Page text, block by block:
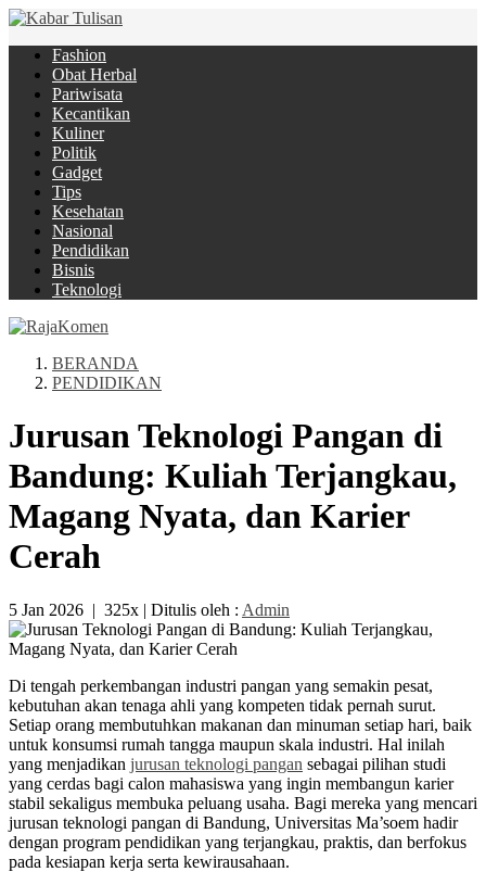
Fashion
Obat Herbal
Pariwisata
Kecantikan
Kuliner
Politik
Gadget
Tips
Kesehatan
Nasional
Pendidikan
Bisnis
Teknologi
BERANDA
PENDIDIKAN
Jurusan Teknologi Pangan di
Bandung: Kuliah Terjangkau,
Magang Nyata, dan Karier
Cerah
5 Jan 2026 | 325x | Ditulis oleh : Admin
Di tengah perkembangan industri pangan yang semakin pesat,
kebutuhan akan tenaga ahli yang kompeten tidak pernah surut.
Setiap orang membutuhkan makanan dan minuman setiap hari, baik
untuk konsumsi rumah tangga maupun skala industri. Hal inilah
yang menjadikan jurusan teknologi pangan sebagai pilihan studi
yang cerdas bagi calon mahasiswa yang ingin membangun karier
stabil sekaligus membuka peluang usaha. Bagi mereka yang mencari
jurusan teknologi pangan di Bandung, Universitas Ma’soem hadir
dengan program pendidikan yang terjangkau, praktis, dan berfokus
pada kesiapan kerja serta kewirausahaan.